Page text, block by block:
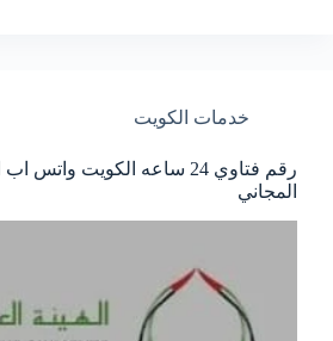
خدمات الكويت
رقم فتاوي 24 ساعه الكويت واتس
المجاني